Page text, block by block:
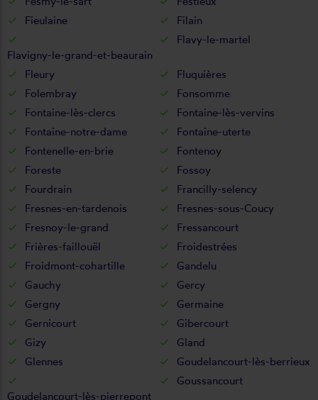
Fieulaine
Filain
Flavigny-le-grand-et-beaurain
Flavy-le-martel
Fleury
Fluquières
Folembray
Fonsomme
Fontaine-lès-clercs
Fontaine-lès-vervins
Fontaine-notre-dame
Fontaine-uterte
Fontenelle-en-brie
Fontenoy
Foreste
Fossoy
Fourdrain
Francilly-selency
Fresnes-en-tardenois
Fresnes-sous-Coucy
Fresnoy-le-grand
Fressancourt
Frières-faillouël
Froidestrées
Froidmont-cohartille
Gandelu
Gauchy
Gercy
Gergny
Germaine
Gernicourt
Gibercourt
Gizy
Gland
Glennes
Goudelancourt-lès-berrieux
Goudelancourt-lès-pierrepont
Goussancourt